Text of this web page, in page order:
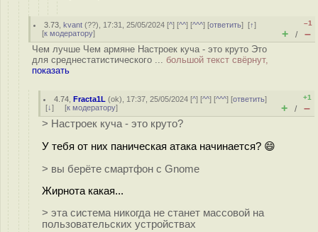
3.73 ,kvant (??), 17:31, 25/05/2024 [^] [^^] [^^^] [ответить][↑]
[к модератору]
–1
+ / –
Чем лучше Чем армяне Настроек куча - это круто Это
для среднестатистического ... большой текст свёрнут,
показать
4.74 ,Fracta1L (ok), 17:37, 25/05/2024 [^] [^^] [^^^] [ответить]
[↓] [к модератору]
+1
+ / –
> Настроек куча - это круто?
У тебя от них паническая атака начинается? 😄
> вы берёте смартфон с Gnome
Жирнота какая...
> эта система никогда не станет массовой на
пользовательских устройствах